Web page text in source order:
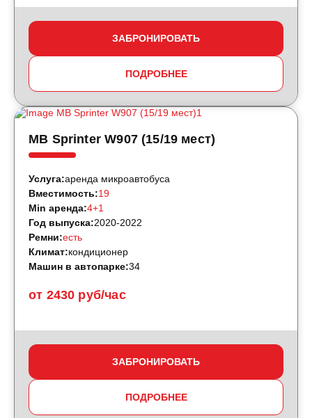
ЗАБРОНИРОВАТЬ
ПОДРОБНЕЕ
MB Sprinter W907 (15/19 мест)
от 2430 руб/час
Услуга:аренда микроавтобуса
Вместимость:19
Min аренда:4+1
Год выпуска:2020-2022
Ремни:есть
Климат:кондиционер
Машин в автопарке:34
ЗАБРОНИРОВАТЬ
ПОДРОБНЕЕ